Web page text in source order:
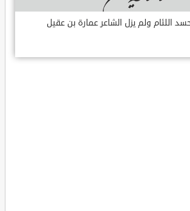
اللئام ولم يزل الشاعر عمارة بن عقيل